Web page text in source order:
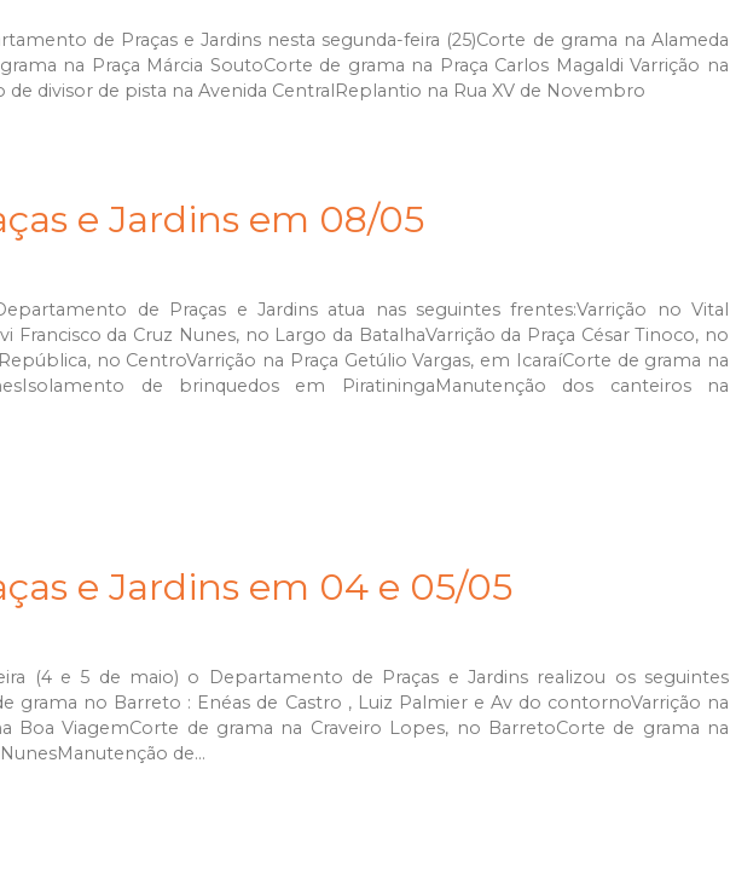
de Praças e Jardins nesta segunda-feira (25)Corte de grama na Alameda
na Praça Márcia SoutoCorte de grama na Praça Carlos Magaldi Varrição na
de divisor de pista na Avenida CentralReplantio na Rua XV de Novembro
e Jardins em 08/05
de Praças e Jardins atua nas seguintes frentes:Varrição no Vital
Francisco da Cruz Nunes, no Largo da BatalhaVarrição da Praça César Tinoco, no
no CentroVarrição na Praça Getúlio Vargas, em IcaraíCorte de grama na
de brinquedos em PiratiningaManutenção dos canteiros na
e Jardins em 04 e 05/05
(4 e 5 de maio) o Departamento de Praças e Jardins realizou os seguintes
grama no Barreto : Enéas de Castro , Luiz Palmier e Av do contornoVarrição na
Boa ViagemCorte de grama na Craveiro Lopes, no BarretoCorte de grama na
de...